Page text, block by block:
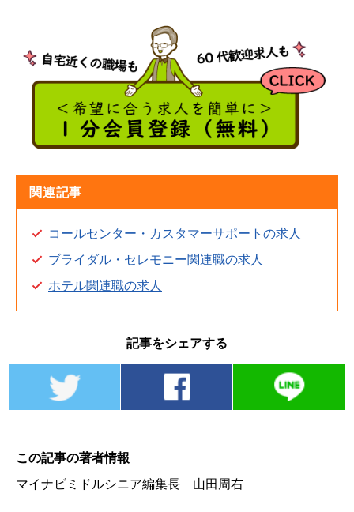
関連記事
コールセンター・カスタマーサポートの求人
ブライダル・セレモニー関連職の求人
ホテル関連職の求人
記事をシェアする
この記事の著者情報
マイナビミドルシニア編集長 山田周右